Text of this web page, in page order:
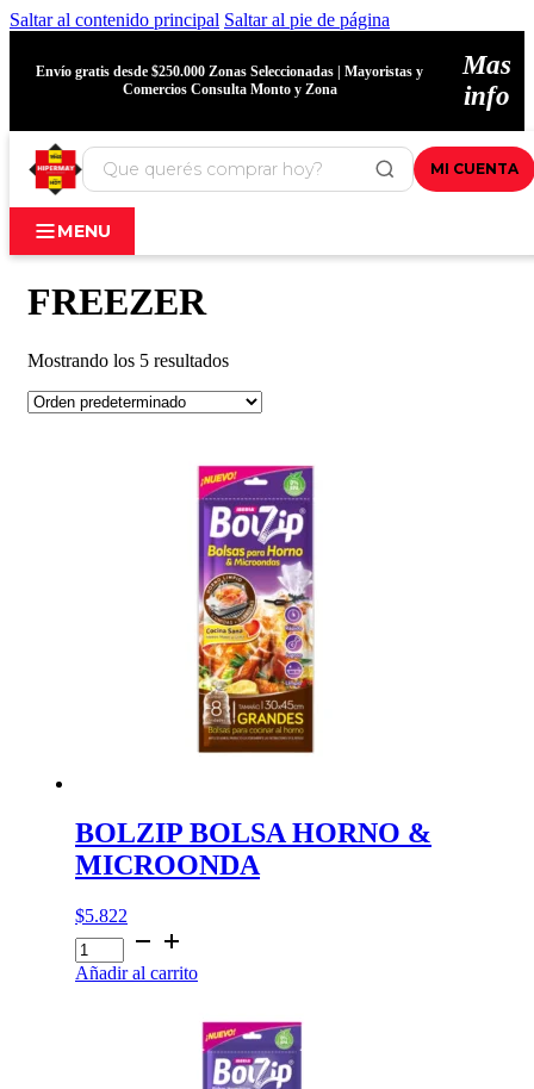
Saltar al contenido principal Saltar al pie de página
Envío gratis desde $250.000 Zonas Seleccionadas | Mayoristas y
Comercios Consulta Monto y Zona
Mas
info
MI CUENTA
MENU
FREEZER
Mostrando los 5 resultados
BOLZIP BOLSA HORNO &
MICROONDA
$5.822
BOLZIP
BOLSA
HORNO
Añadir al carrito